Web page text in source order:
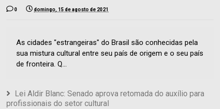
0 domingo, 15 de agosto de 2021
As cidades "estrangeiras" do Brasil são conhecidas pela
sua mistura cultural entre seu país de origem e o seu país
de fronteira. Q...
Lei Aldir Blanc: Senado aprova retomada do auxílio para
profissionais do setor cultural